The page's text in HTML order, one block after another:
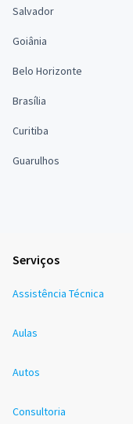
Salvador
Goiânia
Belo Horizonte
Brasília
Curitiba
Guarulhos
Serviços
Assistência Técnica
Aulas
Autos
Consultoria